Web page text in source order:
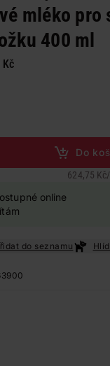
mléko pro
400 ml
Kč
Do
624,75 Kč/
online
do seznamu